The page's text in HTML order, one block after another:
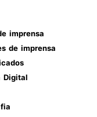
imprensa
de imprensa
Digital